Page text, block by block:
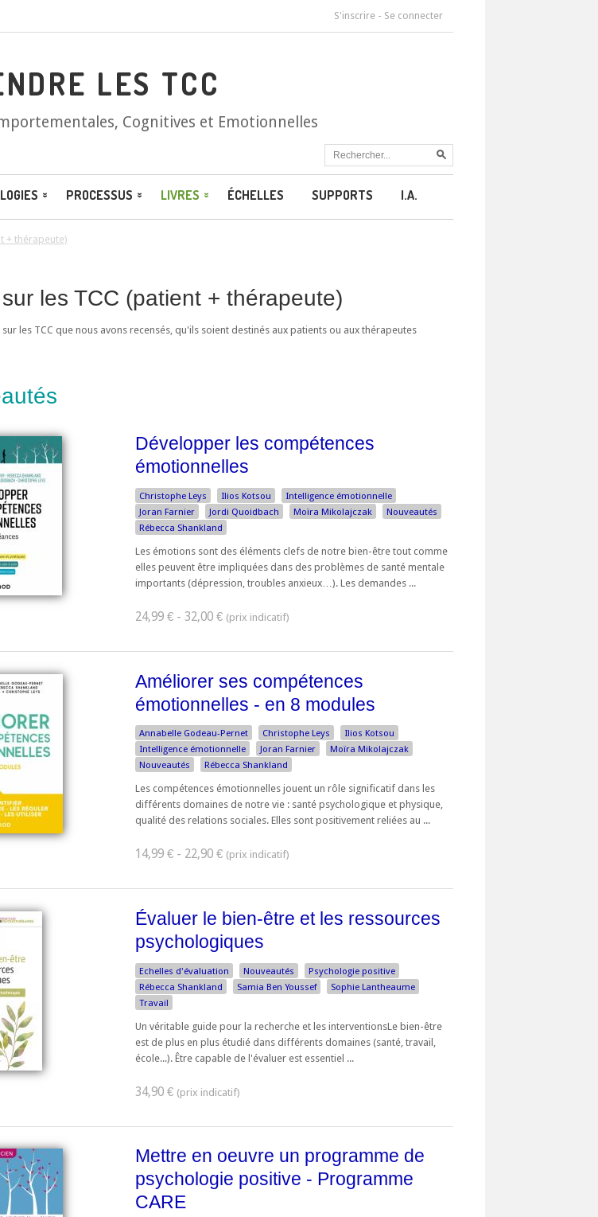
S'inscrire - Se connecter
LES TCC
Cognitives et Emotionnelles
PROCESSUS LIVRES ÉCHELLES SUPPORTS I.A.
+ thérapeute)
les TCC (patient + thérapeute)
sur les TCC que nous avons recensés, qu'ils soient destinés aux patients ou aux thérapeutes
Développer les compétences
émotionnelles
Christophe Leys Ilios Kotsou
Intelligence émotionnelle
Joran Farnier
Jordi Quoidbach Moïra Mikolajczak
Nouveautés
Rébecca Shankland
Les émotions sont des éléments clefs de notre bien-être tout comme
elles peuvent être impliquées dans des problèmes de santé mentale
importants (dépression, troubles anxieux…). Les demandes ...
24,99 € - 32,00 €
Améliorer ses compétences
émotionnelles - en 8 modules
Annabelle Godeau-Pernet Christophe Leys
Ilios Kotsou
Intelligence émotionnelle
Joran Farnier
Moïra Mikolajczak
Nouveautés
Rébecca Shankland
Les compétences émotionnelles jouent un rôle significatif dans les
différents domaines de notre vie : santé psychologique et physique,
qualité des relations sociales. Elles sont positivement reliées au ...
14,99 € - 22,90 €
Évaluer le bien-être et les ressources
psychologiques
Echelles d'évaluation Nouveautés
Psychologie positive
Rébecca Shankland
Samia Ben Youssef
Sophie Lantheaume
Travail
Un véritable guide pour la recherche et les interventionsLe bien-être
est de plus en plus étudié dans différents domaines (santé, travail,
école...). Être capable de l'évaluer est essentiel ...
34,90 €
Mettre en oeuvre un programme de
psychologie positive - Programme
CARE